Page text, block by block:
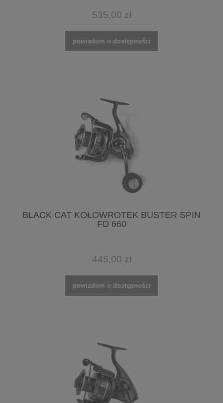
535,00 zł
powiadom o dostępności
BLACK CAT KOŁOWROTEK BUSTER SPIN
FD 660
445,00 zł
powiadom o dostępności